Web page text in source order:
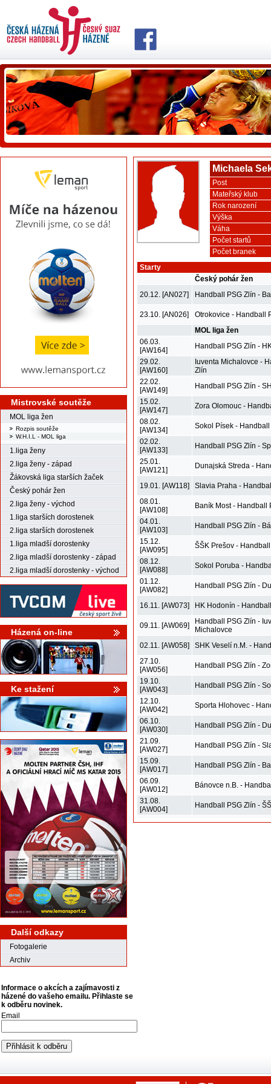
Mistrovské soutěže
MOL liga žen
Rozpis soutěže
W.H.I.L - MOL liga
1.liga ženy
2.liga ženy - západ
Žákovská liga starších žaček
Český pohár žen
2.liga ženy - východ
1.liga starších dorostenek
2.liga starších dorostenek
1.liga mladší dorostenky
2.liga mladší dorostenky - západ
2.liga mladší dorostenky - východ
Házená on-line
Ke stažení
Další odkazy
Fotogalerie
Archiv
Informace o akcích a zajímavosti z
házené do vašeho emailu. Přihlaste se
k odběru novinek.
Email
Michaela
Post
Mateřský klub
Rok narození
Výška
Váha
Počet startů
Počet branek
Starty
Český pohár žen
20.12. [AN027]
Handball PSG Zlín -
23.10. [AN026]
Otrokovice - Handball
MOL liga žen
06.03.
[AW164]
Handball PSG Zlín -
29.02.
[AW160]
Iuventa Michalovce -
Zlín
22.02.
[AW149]
Handball PSG Zlín -
15.02.
[AW147]
Zora Olomouc -
08.02.
[AW134]
Sokol Písek - Handball
02.02.
[AW133]
Handball PSG Zlín -
25.01.
[AW121]
Dunajská Streda -
19.01. [AW118]
Slavia Praha -
08.01.
[AW108]
Baník Most - Handball
04.01.
[AW103]
Handball PSG Zlín -
15.12.
[AW095]
ŠŠK Prešov -
08.12.
[AW088]
Sokol Poruba -
01.12.
[AW082]
Handball PSG Zlín -
16.11. [AW073] HK Hodonín -
09.11. [AW069]
Handball PSG Zlín -
Michalovce
02.11. [AW058]
SHK Veselí n.M. -
27.10.
[AW056]
Handball PSG Zlín -
19.10.
[AW043]
Handball PSG Zlín -
12.10.
[AW042]
Sporta Hlohovec -
06.10.
[AW030]
Handball PSG Zlín -
21.09.
[AW027]
Handball PSG Zlín -
15.09.
[AW017]
Handball PSG Zlín -
06.09.
[AW012]
Bánovce n.B. -
31.08.
[AW004]
Handball PSG Zlín -